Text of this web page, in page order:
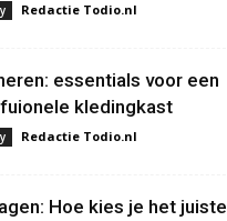
Redactie Todio.nl
essentials voor een
kledingkast
Redactie Todio.nl
Hoe kies je het juiste